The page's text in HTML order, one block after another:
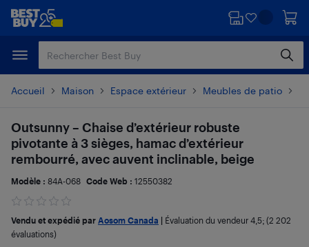
Passer
principal
Passer
Accueil Maison Espace extérieur Meubles de patio
Outsunny – Chaise d’extérieur robuste
pivotante à 3 sièges, hamac d’extérieur
rembourré, avec auvent inclinable, beige
Modèle : 84A-068 Code Web : 12550382
Vendu et expédié par Aosom Canada Évaluation du vendeur 4,5; (2 202
évaluations)